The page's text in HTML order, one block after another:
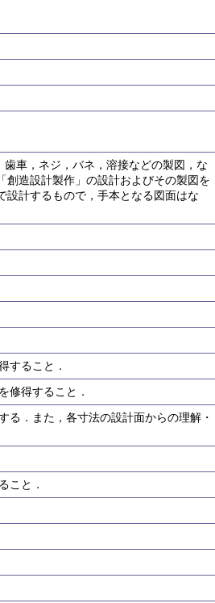
車，ネジ，バネ，溶接などの製図，な
創造設計製作」の設計およびその製図を
設計するもので，手本となる図面はな
すること．
修得すること．
る．また，各寸法の設計面からの理解・
こと．